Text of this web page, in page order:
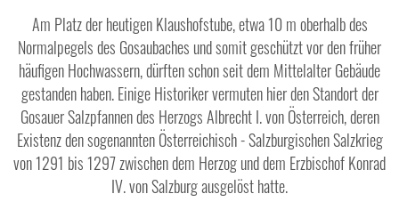
Am Platz der heutigen Klaushofstube, etwa 10 m oberhalb des
Normalpegels des Gosaubaches und somit geschützt vor den früher
häufigen Hochwassern, dürften schon seit dem Mittelalter Gebäude
gestanden haben. Einige Historiker vermuten hier den Standort der
Gosauer Salzpfannen des Herzogs Albrecht I. von Österreich, deren
Existenz den sogenannten Österreichisch - Salzburgischen Salzkrieg
von 1291 bis 1297 zwischen dem Herzog und dem Erzbischof Konrad
IV. von Salzburg ausgelöst hatte.